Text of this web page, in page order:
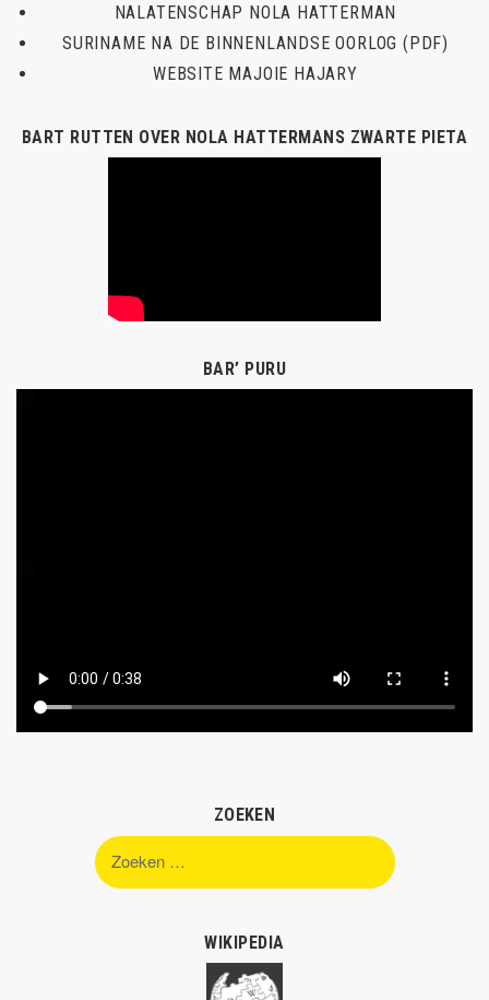
NALATENSCHAP NOLA HATTERMAN
SURINAME NA DE BINNENLANDSE OORLOG (PDF)
WEBSITE MAJOIE HAJARY
BART RUTTEN OVER NOLA HATTERMANS ZWARTE PIETA
BAR’ PURU
ZOEKEN
Zoeken
naar:
WIKIPEDIA